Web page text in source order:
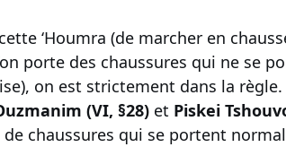
‘Houmra (de marcher en
porte des chaussures qui ne se
on est strictement dans la règle.
(VI, §28)et Piskei
chaussures qui se portent